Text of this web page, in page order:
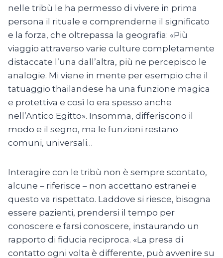
nelle tribù le ha permesso di vivere in prima
persona il rituale e comprenderne il significato
e la forza, che oltrepassa la geografia: «Più
viaggio attraverso varie culture completamente
distaccate l’una dall’altra, più ne percepisco le
analogie. Mi viene in mente per esempio che il
tatuaggio thailandese ha una funzione magica
e protettiva e così lo era spesso anche
nell’Antico Egitto». Insomma, differiscono il
modo e il segno, ma le funzioni restano
comuni, universali…
Interagire con le tribù non è sempre scontato,
alcune – riferisce – non accettano estranei e
questo va rispettato. Laddove si riesce, bisogna
essere pazienti, prendersi il tempo per
conoscere e farsi conoscere, instaurando un
rapporto di fiducia reciproca. «La presa di
contatto ogni volta è differente, può avvenire su